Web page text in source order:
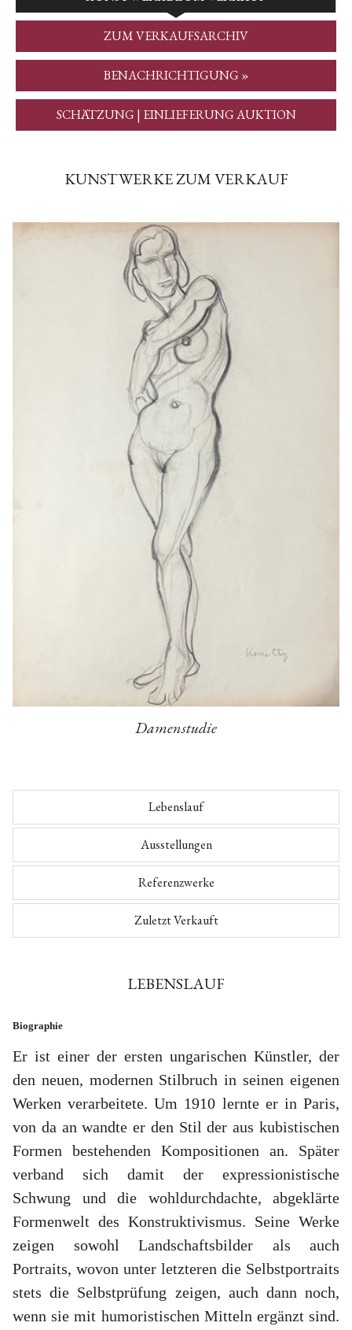
ZUM VERKAUFSARCHIV
BENACHRICHTIGUNG »
SCHÄTZUNG | EINLIEFERUNG AUKTION
KUNSTWERKE ZUM VERKAUF
Damenstudie
Lebenslauf
Ausstellungen
Referenzwerke
Zuletzt Verkauft
LEBENSLAUF
Biographie
Er ist einer der ersten ungarischen Künstler, der
den neuen, modernen Stilbruch in seinen eigenen
Werken verarbeitete. Um 1910 lernte er in Paris,
von da an wandte er den Stil der aus kubistischen
Formen bestehenden Kompositionen an. Später
verband sich damit der expressionistische
Schwung und die wohldurchdachte, abgeklärte
Formenwelt des Konstruktivismus. Seine Werke
zeigen sowohl Landschaftsbilder als auch
Portraits, wovon unter letzteren die Selbstportraits
stets die Selbstprüfung zeigen, auch dann noch,
wenn sie mit humoristischen Mitteln ergänzt sind.